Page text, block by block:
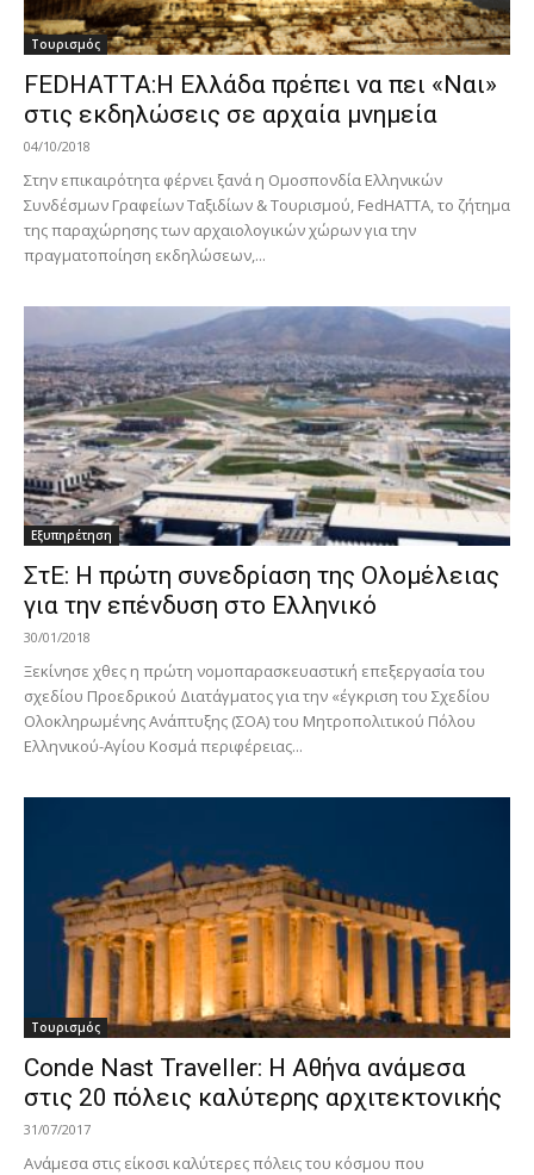
Τουρισμός
FEDHATTA:Η Ελλάδα πρέπει να πει «Ναι»
στις εκδηλώσεις σε αρχαία μνημεία
04/10/2018
Στην επικαιρότητα φέρνει ξανά η Ομοσπονδία Ελληνικών
Συνδέσμων Γραφείων Ταξιδίων & Τουρισμού, FedHATTA, το ζήτημα
της παραχώρησης των αρχαιολογικών χώρων για την
πραγματοποίηση εκδηλώσεων,...
Εξυπηρέτηση
ΣτΕ: Η πρώτη συνεδρίαση της Ολομέλειας
για την επένδυση στο Ελληνικό
30/01/2018
Ξεκίνησε χθες η πρώτη νομοπαρασκευαστική επεξεργασία του
σχεδίου Προεδρικού Διατάγματος για την «έγκριση του Σχεδίου
Ολοκληρωμένης Ανάπτυξης (ΣΟΑ) του Μητροπολιτικού Πόλου
Ελληνικού-Αγίου Κοσμά περιφέρειας...
Τουρισμός
Conde Nast Traveller: Η Αθήνα ανάμεσα
στις 20 πόλεις καλύτερης αρχιτεκτονικής
31/07/2017
Ανάμεσα στις είκοσι καλύτερες πόλεις του κόσμου που